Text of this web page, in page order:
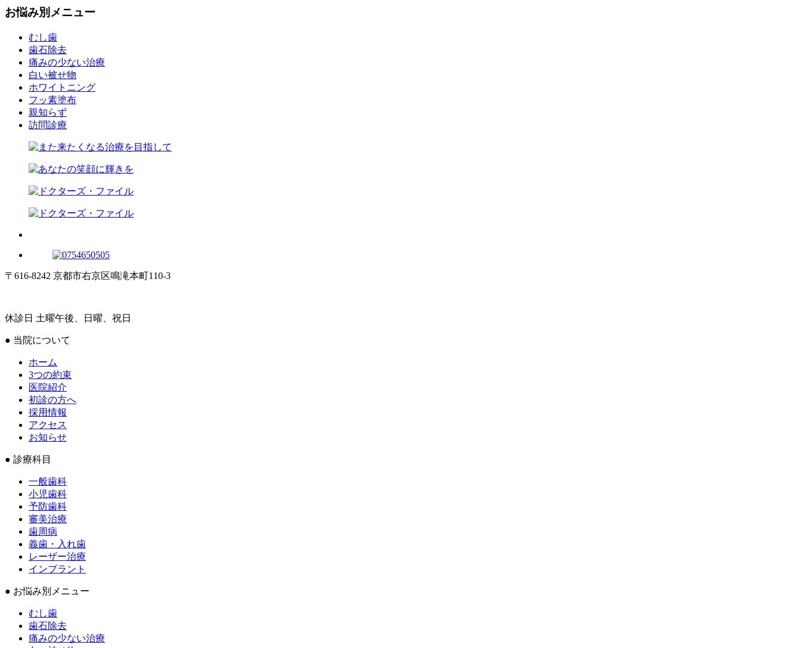
お悩み別メニュー
むし歯
歯石除去
痛みの少ない治療
白い被せ物
ホワイトニング
フッ素塗布
親知らず
訪問診療
〒616-8242 京都市右京区鳴滝本町110-3
休診日 土曜午後、日曜、祝日
● 当院について
ホーム
3つの約束
医院紹介
初診の方へ
採用情報
アクセス
お知らせ
● 診療科目
一般歯科
小児歯科
予防歯科
審美治療
歯周病
義歯・入れ歯
レーザー治療
インプラント
● お悩み別メニュー
むし歯
歯石除去
痛みの少ない治療